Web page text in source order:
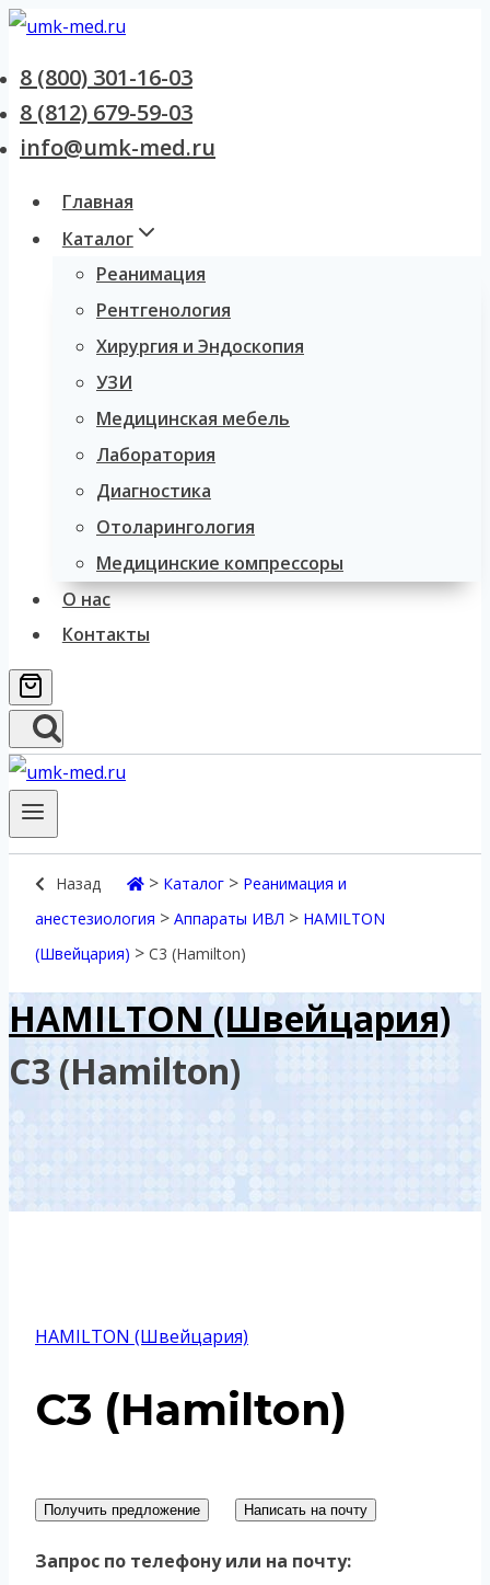
Перейти
содержанию
8 (800) 301-16-03
8 (812) 679-59-03
info@umk-med.ru
Главная
Каталог
Реанимация
Рентгенология
Хирургия и Эндоскопия
УЗИ
Медицинская мебель
Лаборатория
Диагностика
Отоларингология
Медицинские компрессоры
О нас
Контакты
Назад > Каталог > Реанимация и
анестезиология > Аппараты ИВЛ > HAMILTON
(Швейцария) > С3 (Hamilton)
HAMILTON (Швейцария)
С3 (Hamilton)
HAMILTON (Швейцария)
С3 (Hamilton)
Получить предложение Написать на почту
Запрос по телефону или на почту: